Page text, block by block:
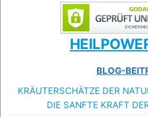
BLOG-
KRÄUTERSCHÄTZE DER
DIE SANFTE KRAFT